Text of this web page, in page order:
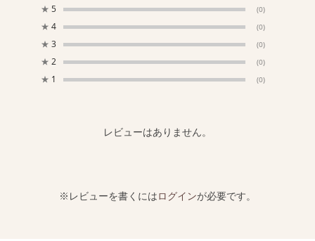
★ 5 (0)
★ 4 (0)
★ 3 (0)
★ 2 (0)
★ 1 (0)
レビューはありません。
※レビューを書くにはログインが必要です。